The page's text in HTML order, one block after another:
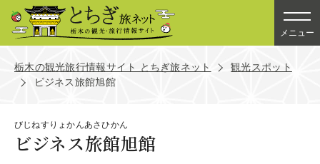
メニュー
栃木の観光旅行情報サイト とちぎ旅ネット
観光スポット
ビジネス旅館旭館
びじねすりょかんあさひかん
ビジネス旅館旭館